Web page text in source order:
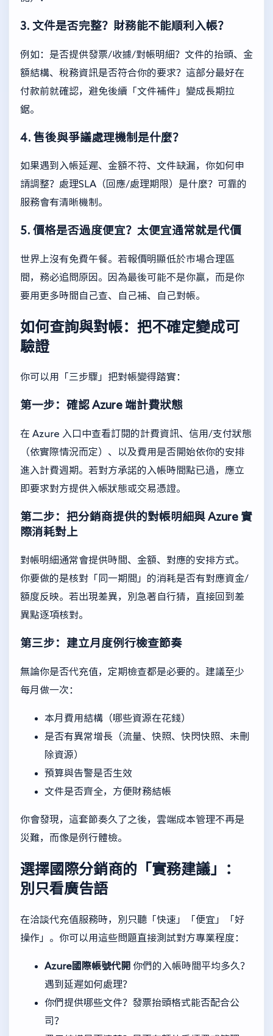
3. 文件是否完整？財務能不能順利入帳？
例如：是否提供發票/收據/對帳明細？文件的抬頭、金
額結構、稅務資訊是否符合你的要求？這部分最好在
付款前就確認，避免後續「文件補件」變成長期拉
鋸。
4. 售後與爭議處理機制是什麼？
如果遇到入帳延遲、金額不符、文件缺漏，你如何申
請調整？處理SLA（回應/處理期限）是什麼？可靠的
服務會有清晰機制。
5. 價格是否過度便宜？太便宜通常就是代價
世界上沒有免費午餐。若報價明顯低於市場合理區
間，務必追問原因。因為最後可能不是你贏，而是你
要用更多時間自己查、自己補、自己對帳。
如何查詢與對帳：把不確定變成可
驗證
你可以用「三步驟」把對帳變得踏實：
第一步：確認 Azure 端計費狀態
在 Azure 入口中查看訂閱的計費資訊、信用/支付狀態
（依實際情況而定）、以及費用是否開始依你的安排
進入計費週期。若對方承諾的入帳時間點已過，應立
即要求對方提供入帳狀態或交易憑證。
第二步：把分銷商提供的對帳明細與 Azure 實
際消耗對上
對帳明細通常會提供時間、金額、對應的安排方式。
你要做的是核對「同一期間」的消耗是否有對應資金/
額度反映。若出現差異，別急著自行猜，直接回到差
異點逐項核對。
第三步：建立月度例行檢查節奏
無論你是否代充值，定期檢查都是必要的。建議至少
每月做一次：
本月費用結構（哪些資源在花錢）
是否有異常增長（流量、快照、快閃快照、未刪
除資源）
預算與告警是否生效
文件是否齊全，方便財務結帳
你會發現，這套節奏久了之後，雲端成本管理不再是
災難，而像是例行體檢。
選擇國際分銷商的「實務建議」：
別只看廣告語
在洽談代充值服務時，別只聽「快速」「便宜」「好
操作」。你可以用這些問題直接測試對方專業程度：
Azure國際帳號代開 你們的入帳時間平均多久？
遇到延遲如何處理？
你們提供哪些文件？發票抬頭格式能否配合公
司？